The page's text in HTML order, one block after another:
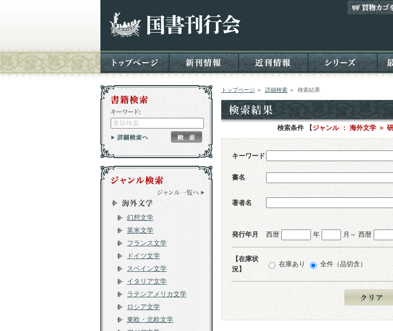
トップページ ＞ 詳細検索 ＞ 検索結果
検索条件 【ジャンル ： 海外文学 ＞
キーワード
書名
著者名
発行年月 西暦 年 月～ 西暦
【在庫状
況】
在庫あり 全件（品切含）
幻想文学
英米文学
フランス文学
ドイツ文学
スペイン文学
イタリア文学
ラテンアメリカ文学
ロシア文学
東欧・北欧文学